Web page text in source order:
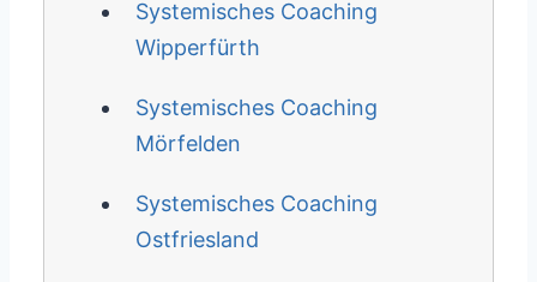
Systemisches Coaching
Wipperfürth
Systemisches Coaching
Mörfelden
Systemisches Coaching
Ostfriesland